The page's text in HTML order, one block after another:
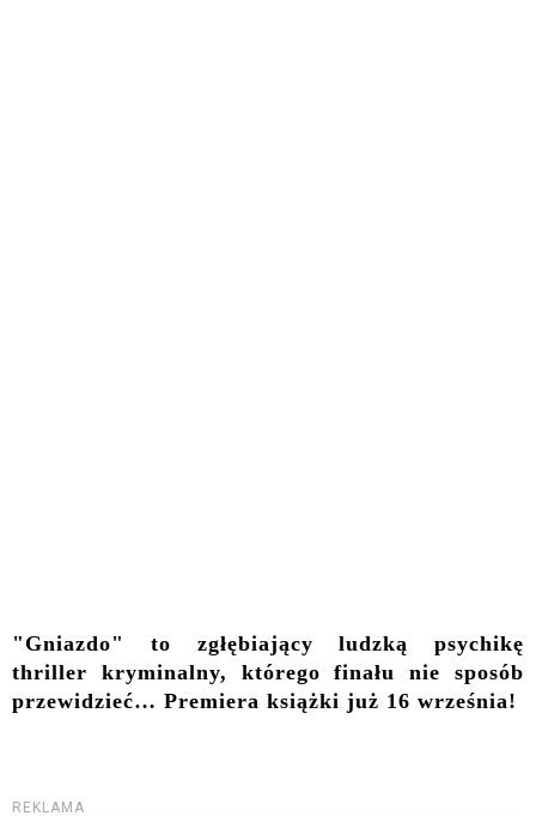
"Gniazdo" to zgłębiający ludzką psychikę
thriller kryminalny, którego finału nie sposób
przewidzieć… Premiera książki już 16 września!